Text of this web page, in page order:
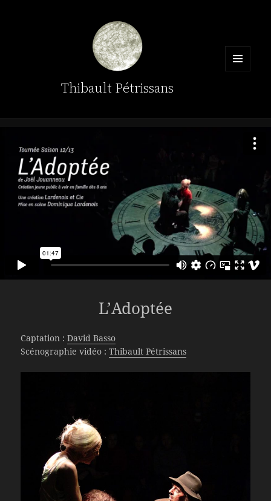
Thibault Pétrissans
L’Adoptée
Captation :David Basso
Scénographie vidéo :Thibault Pétrissans